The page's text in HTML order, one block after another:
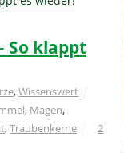
So klappt
,Wissenswert
, Magen,
,Traubenkerne
2